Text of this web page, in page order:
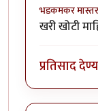
भडकमकर मास्तर
खरी खोटी
प्रतिसाद